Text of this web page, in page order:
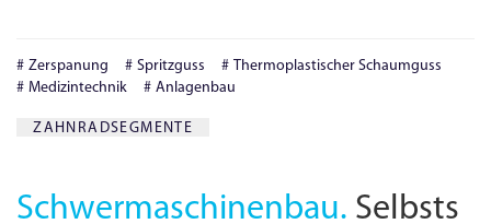
Zerspanung Spritzguss
Thermoplastischer Schaumguss
Medizintechnik
Anlagenbau
ZAHNRADSEGMENTE
Schwermaschinenbau. Selbsts